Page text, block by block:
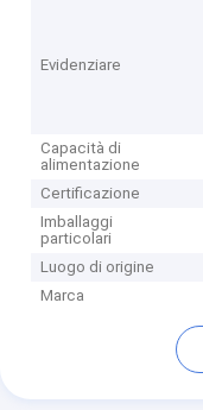
Evidenziare
Capacità di
alimentazione
Certificazione
Imballaggi
particolari
Luogo di origine
Marca